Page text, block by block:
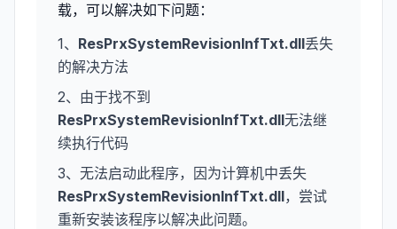
载，可以解决如下问题：
1、 ResPrxSystemRevisionInfTxt.dll丢失
的解决方法
2、由于找不到
ResPrxSystemRevisionInfTxt.dll无法继
续执行代码
3、无法启动此程序，因为计算机中丢失
ResPrxSystemRevisionInfTxt.dll，尝试
重新安装该程序以解决此问题。